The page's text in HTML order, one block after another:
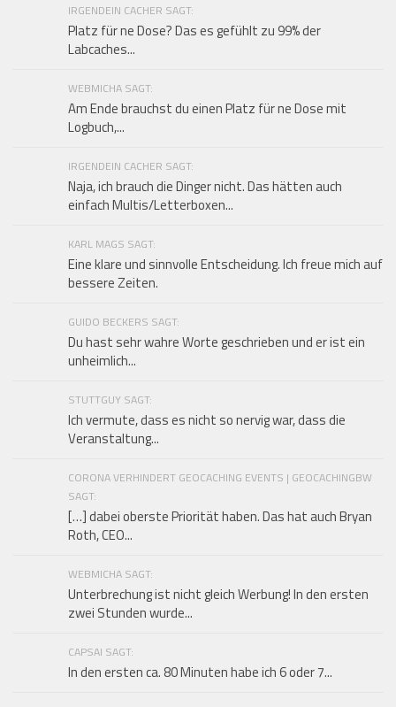
IRGENDEIN CACHER SAGT:
Platz für ne Dose? Das es gefühlt zu 99% der
Labcaches...
WEBMICHA SAGT:
Am Ende brauchst du einen Platz für ne Dose mit
Logbuch,...
IRGENDEIN CACHER SAGT:
Naja, ich brauch die Dinger nicht. Das hätten auch
einfach Multis/Letterboxen...
KARL MAGS SAGT:
Eine klare und sinnvolle Entscheidung. Ich freue mich auf
bessere Zeiten.
GUIDO BECKERS SAGT:
Du hast sehr wahre Worte geschrieben und er ist ein
unheimlich...
STUTTGUY SAGT:
Ich vermute, dass es nicht so nervig war, dass die
Veranstaltung...
CORONA VERHINDERT GEOCACHING EVENTS | GEOCACHINGBW
SAGT:
[…] dabei oberste Priorität haben. Das hat auch Bryan
Roth, CEO...
WEBMICHA SAGT:
Unterbrechung ist nicht gleich Werbung! In den ersten
zwei Stunden wurde...
CAPSAI SAGT:
In den ersten ca. 80 Minuten habe ich 6 oder 7...